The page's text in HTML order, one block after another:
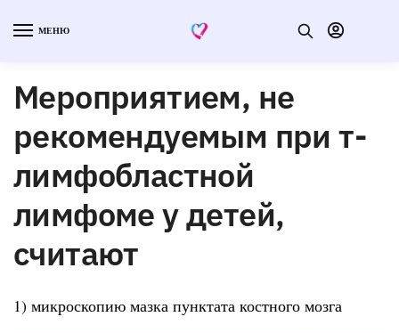
МЕНЮ
Мероприятием, не
рекомендуемым при т-
лимфобластной
лимфоме у детей,
считают
1) микроскопию мазка пунктата костного мозга